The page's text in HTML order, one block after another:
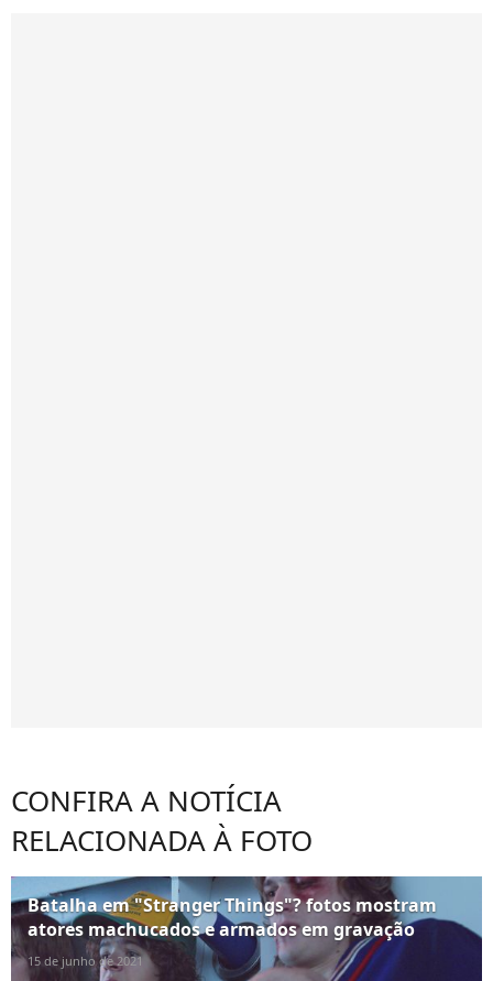
CONFIRA A NOTÍCIA
RELACIONADA À FOTO
Batalha em "Stranger Things"? fotos mostram
atores machucados e armados em gravação
15 de junho de 2021